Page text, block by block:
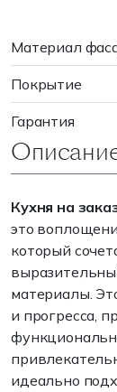
Материал
Покрытие
Гарантия
Кухня на
это
который
материалы.
и прогресса,
идеально